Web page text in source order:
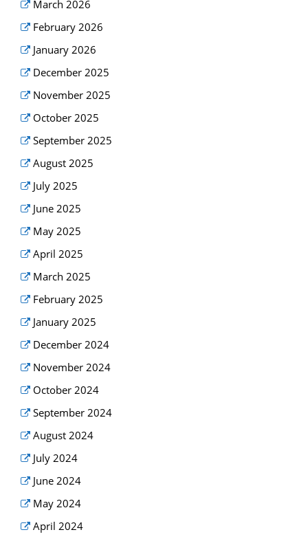
March 2026
February 2026
January 2026
December 2025
November 2025
October 2025
September 2025
August 2025
July 2025
June 2025
May 2025
April 2025
March 2025
February 2025
January 2025
December 2024
November 2024
October 2024
September 2024
August 2024
July 2024
June 2024
May 2024
April 2024